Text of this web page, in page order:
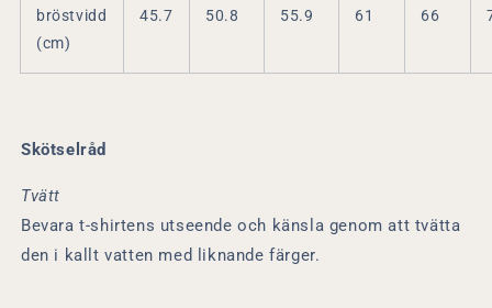
bröstvidd
(cm)
45.7 50.8 55.9 61 66
Skötselråd
Tvätt
Bevara t-shirtens utseende och känsla genom att tvätta
den i kallt vatten med liknande färger.